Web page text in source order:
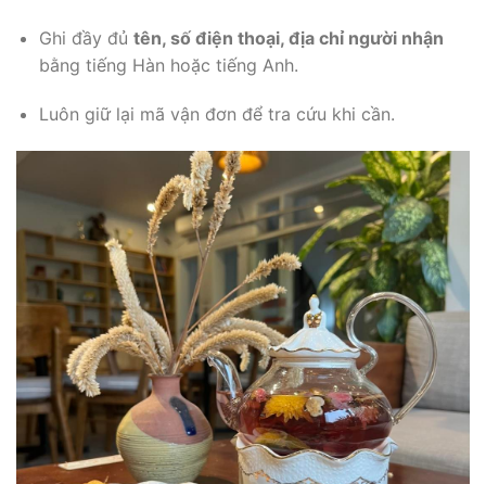
Ghi đầy đủ tên, số điện thoại, địa chỉ người nhận
bằng tiếng Hàn hoặc tiếng Anh.
Luôn giữ lại mã vận đơn để tra cứu khi cần.